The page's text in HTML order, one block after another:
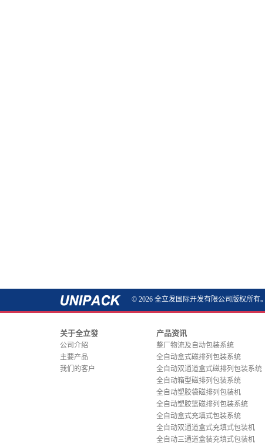
© 2026 全立发国际开发有限公司版权所有。
关于全立發
公司介绍
主要产品
我们的客户
产品资讯
整厂物流及自动包装系统
全自动盒式磁排列包装系统
全自动双通道盒式磁排列包装系统
全自动箱型磁排列包装系统
全自动塑胶袋磁排列包装机
全自动塑胶篮磁排列包装系统
全自动盒式充填式包装系统
全自动双通道盒式充填式包装机
全自动三通道盒装充填式包装机